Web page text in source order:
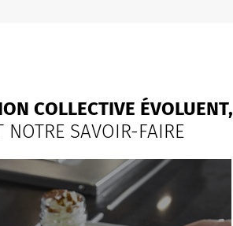
COLLECTIVE ÉVOLUENT,
SAVOIR-FAIRE